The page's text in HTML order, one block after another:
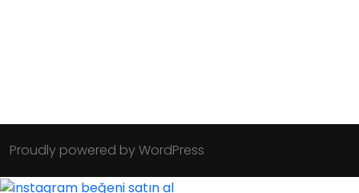
Proudly powered by WordPress